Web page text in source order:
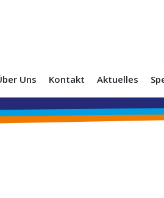
Uns Kontakt Aktuelles